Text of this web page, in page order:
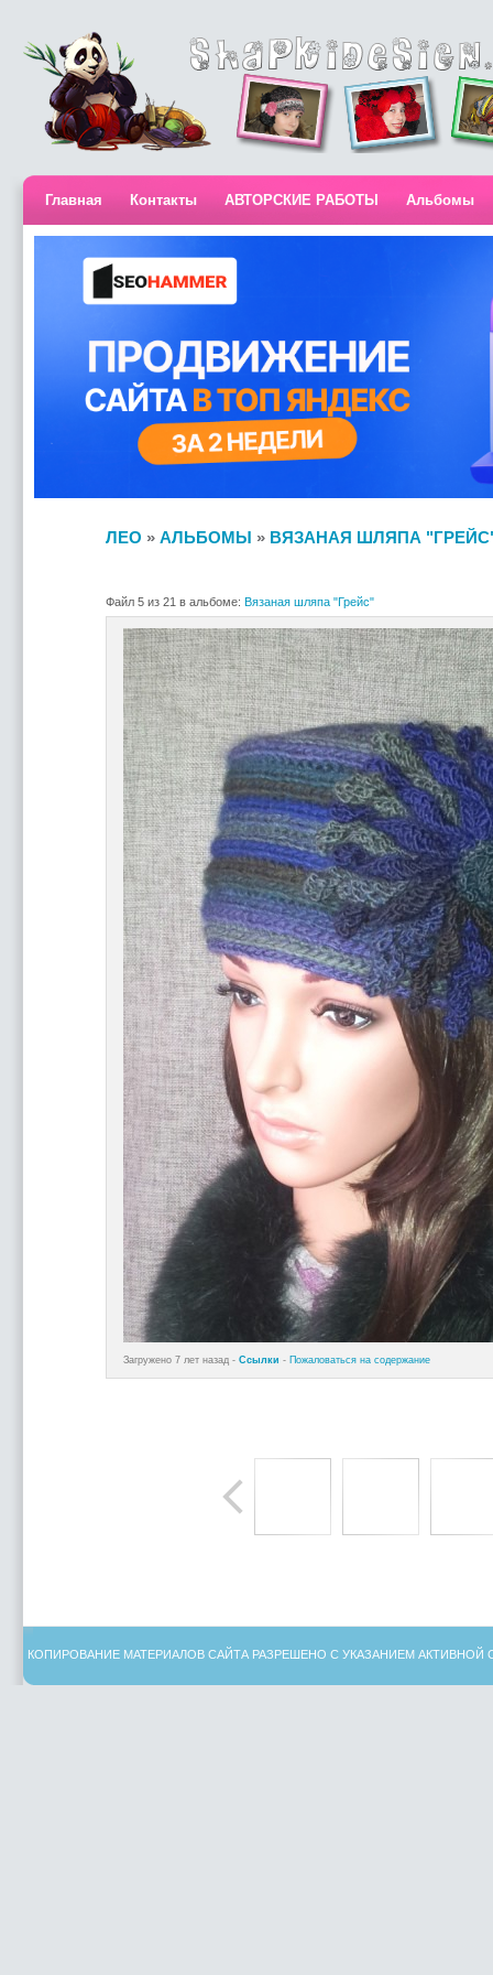
Главная Контакты АВТОРСКИЕ РАБОТЫ Альбомы
ЛЕО » АЛЬБОМЫ » ВЯЗАНАЯ ШЛЯПА
Файл 5 из 21 в альбоме: Вязаная шляпа "Грейс"
Загружено 7 лет назад - Ссылки - Пожаловаться на содержание
КОПИРОВАНИЕ МАТЕРИАЛОВ САЙТА РАЗРЕШЕНО С УКАЗАНИЕМ АКТИВНОЙ